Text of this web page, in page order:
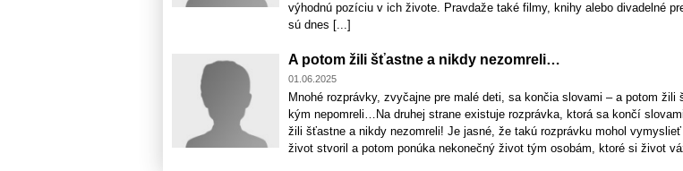
výhodnú pozíciu v ich živote. Pravdaže také filmy, knihy alebo divadelné
sú dnes [...]
A potom žili šťastne a nikdy nezomreli…
01.06.2025
Mnohé rozprávky, zvyčajne pre malé deti, sa končia slovami – a potom žili
kým nepomreli…Na druhej strane existuje rozprávka, ktorá sa končí
žili šťastne a nikdy nezomreli! Je jasné, že takú rozprávku mohol
život stvoril a potom ponúka nekonečný život tým osobám, ktoré si život